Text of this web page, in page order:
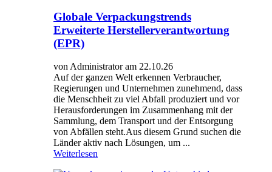
Globale Verpackungstrends
Erweiterte Herstellerverantwortung
(EPR)
von Administrator am 22.10.26
Auf der ganzen Welt erkennen Verbraucher,
Regierungen und Unternehmen zunehmend, dass
die Menschheit zu viel Abfall produziert und vor
Herausforderungen im Zusammenhang mit der
Sammlung, dem Transport und der Entsorgung
von Abfällen steht.Aus diesem Grund suchen die
Länder aktiv nach Lösungen, um ...
Weiterlesen